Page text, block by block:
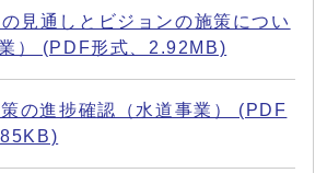
見通しとビジョンの施策につい
） (PDF形式、2.92MB)
の進捗確認（水道事業） (PDF